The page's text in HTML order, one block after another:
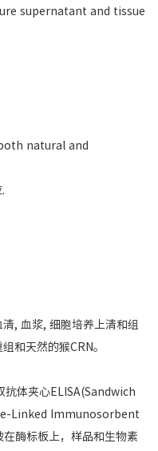
supernatant and tissue
natural and
, 血浆, 细胞培养上清和组
和天然的猴CRN。
抗体夹心ELISA(Sandwich
Linked Immunosorbent
酶标板上，样品和生物素